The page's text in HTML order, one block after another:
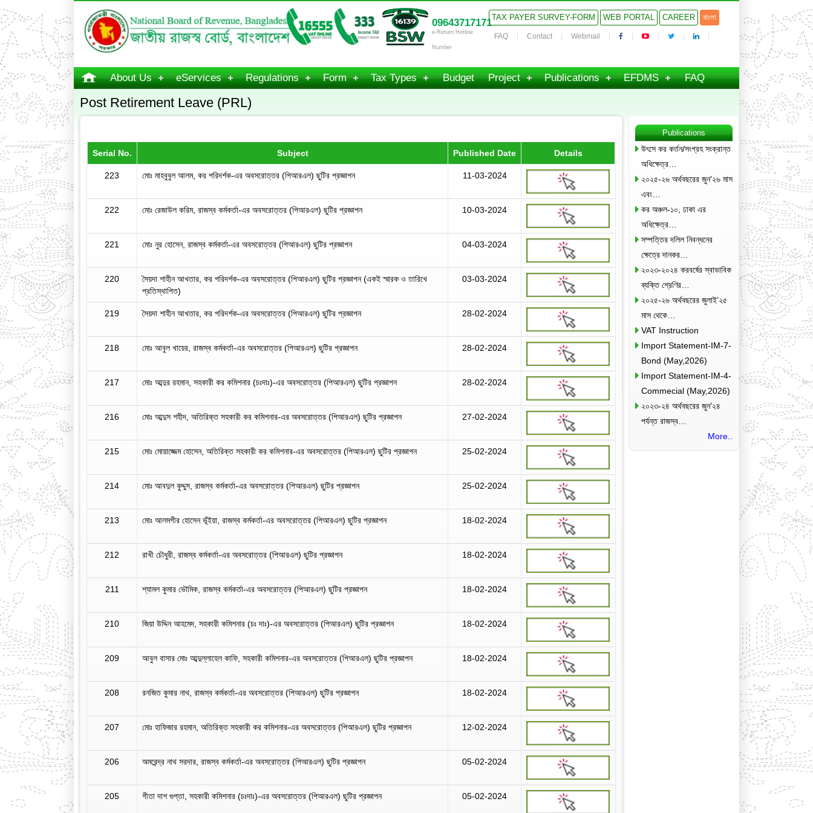
09643717171
e-Return Hotline
Number
TAX PAYER SURVEY-FORM WEB PORTAL CAREER বাংলা
FAQ Contact Webmail
About Us eServices Regulations Form Tax Types Budget Project Publications EFDMS FAQ
Post Retirement Leave (PRL)
Serial No. Subject Published Date Details
223 মোঃ মাহবুবুল আলম, কর পরিদর্শক-এর অবসরোত্তর (পিআরএল) ছুটির প্রজ্ঞাপন 11-03-2024
222 মোঃ রেজাউল করিম, রাজস্ব কর্মকর্তা-এর অবসরোত্তর (পিআরএল) ছুটির প্রজ্ঞাপন 10-03-2024
221 মোঃ নুর হোসেন, রাজস্ব কর্মকর্তা-এর অবসরোত্তর (পিআরএল) ছুটির প্রজ্ঞাপন 04-03-2024
220
সৈয়দা শাহীন আখতার, কর পরিদর্শক-এর অবসরোত্তর (পিআরএল) ছুটির প্রজ্ঞাপন (একই স্মারক ও তারিখে
প্রতিস্থাপিত)
03-03-2024
219 সৈয়দা শাহীন আখতার, কর পরিদর্শক-এর অবসরোত্তর (পিআরএল) ছুটির প্রজ্ঞাপন 28-02-2024
218 মোঃ আবুল খায়ের, রাজস্ব কর্মকর্তা-এর অবসরোত্তর (পিআরএল) ছুটির প্রজ্ঞাপন 28-02-2024
217 মোঃ আব্দুর রহমান, সহকারী কর কমিশনার (চঃদাঃ)-এর অবসরোত্তর (পিআরএল) ছুটির প্রজ্ঞাপন 28-02-2024
216 মোঃ আব্দুস শহীদ, অতিরিক্ত সহকারী কর কমিশনার-এর অবসরোত্তর (পিআরএল) ছুটির প্রজ্ঞাপন 27-02-2024
215 মোঃ মোয়াজ্জেম হোসেন, অতিরিক্ত সহকারী কর কমিশনার-এর অবসরোত্তর (পিআরএল) ছুটির প্রজ্ঞাপন 25-02-2024
214 মোঃ আবদুল কুদ্দুস, রাজস্ব কর্মকর্তা-এর অবসরোত্তর (পিআরএল) ছুটির প্রজ্ঞাপন 25-02-2024
213 মোঃ আলমগীর হোসেন ভূঁইয়া, রাজস্ব কর্মকর্তা-এর অবসরোত্তর (পিআরএল) ছুটির প্রজ্ঞাপন 18-02-2024
212 রাখী চৌধুরী, রাজস্ব কর্মকর্তা-এর অবসরোত্তর (পিআরএল) ছুটির প্রজ্ঞাপন 18-02-2024
211 শ্যামল কুমার ভৌমিক, রাজস্ব কর্মকর্তা-এর অবসরোত্তর (পিআরএল) ছুটির প্রজ্ঞাপন 18-02-2024
210 জিয়া উদ্দিন আহমেদ, সহকারী কমিশনার (চঃ দাঃ)-এর অবসরোত্তর (পিআরএল) ছুটির প্রজ্ঞাপন 18-02-2024
209 আবুল বাসার মোঃ আব্দুল্লাহেল কাফি, সহকারী কমিশনার-এর অবসরোত্তর (পিআরএল) ছুটির প্রজ্ঞাপন 18-02-2024
208 রনজিত কুমার নাথ, রাজস্ব কর্মকর্তা-এর অবসরোত্তর (পিআরএল) ছুটির প্রজ্ঞাপন 18-02-2024
207 মোঃ হাফিজার রহমান, অতিরিক্ত সহকারী কর কমিশনার-এর অবসরোত্তর (পিআরএল) ছুটির প্রজ্ঞাপন 12-02-2024
206 অমরেন্দ্র নাথ সরদার, রাজস্ব কর্মকর্তা-এর অবসরোত্তর (পিআরএল) ছুটির প্রজ্ঞাপন 05-02-2024
205 গীতা দাশ গুপ্তা, সহকারী কমিশনার (চঃদাঃ)-এর অবসরোত্তর (পিআরএল) ছুটির প্রজ্ঞাপন 05-02-2024
Publications
উৎসে কর কর্তন/সংগ্রহ সংক্রান্ত
অধিক্ষেত্র…
২০২৫-২৬ অর্থবছরের জুন’২৬ মাস
এবং…
কর অঞ্চল-১০, ঢাকা এর
অধিক্ষেত্র…
সম্পত্তির দলিল নিবন্ধনের
ক্ষেত্রে দানকর…
২০২৩-২০২৪ করবর্ষের স্বাভাবিক
ব্যক্তি শ্রেণির…
২০২৫-২৬ অর্থবছরের জুলাই’২৫
মাস থেকে…
VAT Instruction
Import Statement-IM-7-
Bond (May,2026)
Import Statement-IM-4-
Commecial (May,2026)
২০২৩-২৪ অর্থবছরের জুন’২৪
পর্যন্ত রাজস্ব…
More..